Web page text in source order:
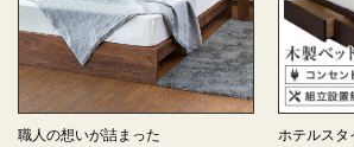
職人の想いが詰まった
ホテルスタ